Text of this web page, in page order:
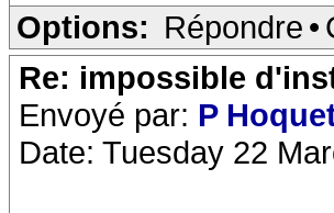
Options: Répondre •
Re: impossible
Envoyé par: P
Date: Tuesday 22